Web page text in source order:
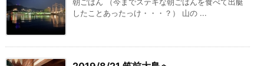
朝ごはん （今までステキな朝ごはんを食べて出艇
したことあったっけ・・・？） 山の ...